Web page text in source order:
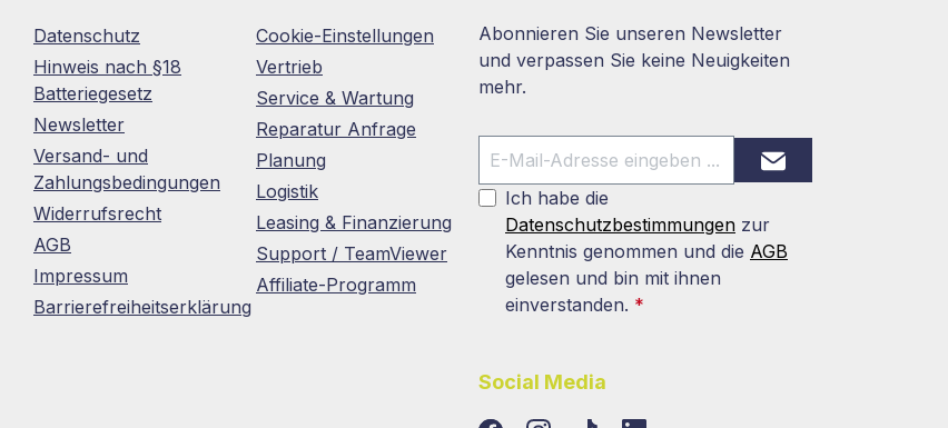
Datenschutz
Hinweis nach §18
Batteriegesetz
Newsletter
Versand- und
Zahlungsbedingungen
Widerrufsrecht
AGB
Impressum
Barrierefreiheitserklärung
Cookie-Einstellungen
Vertrieb
Service & Wartung
Reparatur Anfrage
Planung
Logistik
Leasing & Finanzierung
Support / TeamViewer
Affiliate-Programm
Abonnieren Sie unseren Newsletter
und verpassen Sie keine Neuigkeiten
mehr.
Ich habe die
Datenschutzbestimmungen zur
Kenntnis genommen und die AGB
gelesen und bin mit ihnen
einverstanden. *
Social Media